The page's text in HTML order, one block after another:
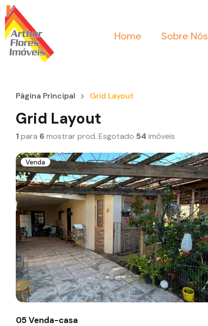
Home Sobre Nós
Página Principal Grid Layout
Grid Layout
1para 6mostrar prod. Esgotado 54 imóveis
Venda
05 Venda-casa